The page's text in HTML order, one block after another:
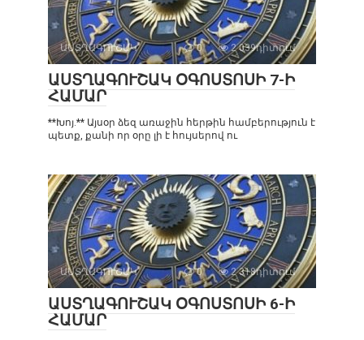
ԱՍՏՂԱԳՈՒՇԱԿ 0 2 039դիտում
ԱՍՏՂԱԳՈՒՇԱԿ ՕԳՈՍՏՈՍԻ 7-Ի
ՀԱՄԱՐ
**Խոյ.** Այսօր ձեզ առաջին հերթին համբերություն է
պետք, քանի որ օրը լի է հույսերով ու
ԱՍՏՂԱԳՈՒՇԱԿ 0 2 318դիտում
ԱՍՏՂԱԳՈՒՇԱԿ ՕԳՈՍՏՈՍԻ 6-Ի
ՀԱՄԱՐ